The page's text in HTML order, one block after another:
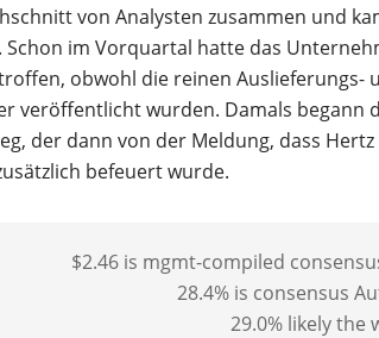
von Analysten zusammen und
Schon im Vorquartal hatte das
obwohl die reinen Auslieferungs-
veröffentlicht wurden. Damals begann
der dann von der Meldung, dass
befeuert wurde.
$2.46 is mgmt-compiled
28.4% is consensus
29.0% likely the